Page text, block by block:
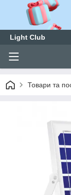
Light Club
Товари та